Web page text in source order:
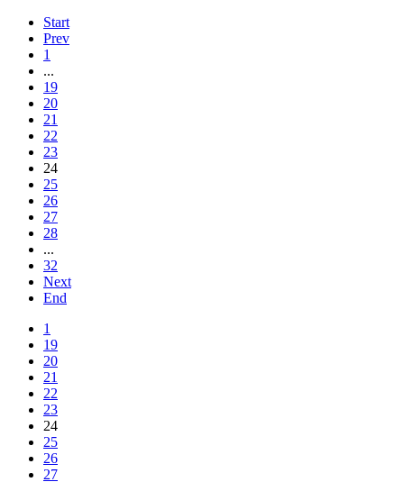
Start
Prev
1
...
19
20
21
22
23
24
25
26
27
28
...
32
Next
End
1
19
20
21
22
23
24
25
26
27